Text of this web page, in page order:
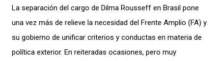
La separación del cargo de Dilma Rousseff en Brasil pone
una vez más de relieve la necesidad del Frente Amplio (FA) y
su gobierno de unificar criterios y conductas en materia de
política exterior. En reiteradas ocasiones, pero muy